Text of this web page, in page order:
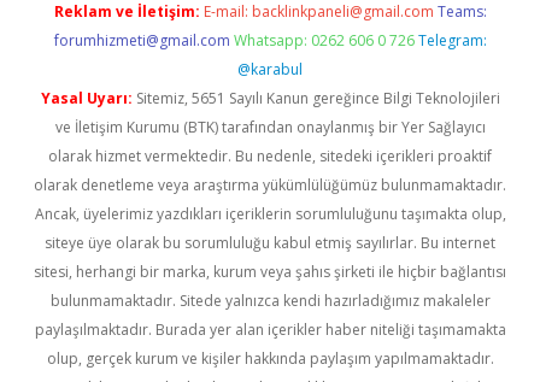
Reklam ve İletişim: E-mail: backlinkpaneli@gmail.com Teams:
forumhizmeti@gmail.com Whatsapp: 0262 606 0 726 Telegram:
@karabul
Yasal Uyarı: Sitemiz, 5651 Sayılı Kanun gereğince Bilgi Teknolojileri
ve İletişim Kurumu (BTK) tarafından onaylanmış bir Yer Sağlayıcı
olarak hizmet vermektedir. Bu nedenle, sitedeki içerikleri proaktif
olarak denetleme veya araştırma yükümlülüğümüz bulunmamaktadır.
Ancak, üyelerimiz yazdıkları içeriklerin sorumluluğunu taşımakta olup,
siteye üye olarak bu sorumluluğu kabul etmiş sayılırlar. Bu internet
sitesi, herhangi bir marka, kurum veya şahıs şirketi ile hiçbir bağlantısı
bulunmamaktadır. Sitede yalnızca kendi hazırladığımız makaleler
paylaşılmaktadır. Burada yer alan içerikler haber niteliği taşımamakta
olup, gerçek kurum ve kişiler hakkında paylaşım yapılmamaktadır.